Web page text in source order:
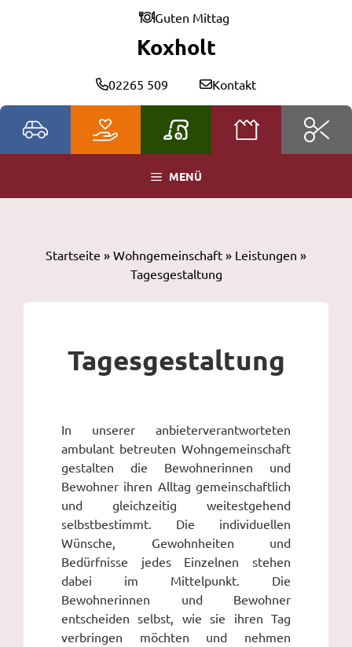
Guten Mittag
Koxholt
02265 509 Kontakt
MENÜ
Startseite » Wohngemeinschaft » Leistungen »
Tagesgestaltung
Tagesgestaltung
In unserer anbieterverantworteten
ambulant betreuten Wohngemeinschaft
gestalten die Bewohnerinnen und
Bewohner ihren Alltag gemeinschaftlich
und gleichzeitig weitestgehend
selbstbestimmt. Die individuellen
Wünsche, Gewohnheiten und
Bedürfnisse jedes Einzelnen stehen
dabei im Mittelpunkt. Die
Bewohnerinnen und Bewohner
entscheiden selbst, wie sie ihren Tag
verbringen möchten und nehmen